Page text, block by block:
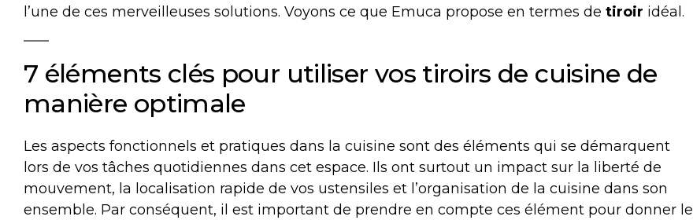
l’une de ces merveilleuses solutions. Voyons ce que Emuca propose en termes de tiroir idéal.
7 éléments clés pour utiliser vos tiroirs de cuisine de
manière optimale
Les aspects fonctionnels et pratiques dans la cuisine sont des éléments qui se démarquent
lors de vos tâches quotidiennes dans cet espace. Ils ont surtout un impact sur la liberté de
mouvement, la localisation rapide de vos ustensiles et l’organisation de la cuisine dans son
ensemble. Par conséquent, il est important de prendre en compte ces élément pour donner le